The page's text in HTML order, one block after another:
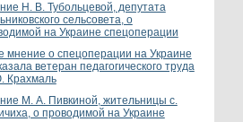
Н. В. Тубольцевой, депутата
сельсовета, о
на Украине спецоперации
мнение о спецоперации на Украине
ветеран педагогического труда
Крахмаль
М. А. Пивкиной, жительницы с.
о проводимой на Украине